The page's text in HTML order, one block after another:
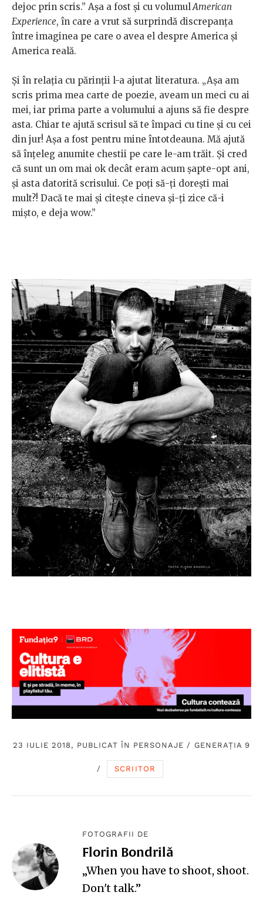
dejoc prin scris.” Așa a fost și cu volumulAmerican
Experience, în care a vrut să surprindă discrepanța
între imaginea pe care o avea el despre America și
America reală.
Și în relația cu părinții l-a ajutat literatura. „Așa am
scris prima mea carte de poezie, aveam un meci cu ai
mei, iar prima parte a volumului a ajuns să fie despre
asta. Chiar te ajută scrisul să te împaci cu tine și cu cei
din jur! Așa a fost pentru mine întotdeauna. Mă ajută
să înțeleg anumite chestii pe care le-am trăit. Și cred
că sunt un om mai ok decât eram acum șapte-opt ani,
și asta datorită scrisului. Ce poți să-ți dorești mai
mult?! Dacă te mai și citește cineva și-ți zice că-i
mișto, e deja wow.”
23 IULIE 2018, PUBLICAT ÎN PERSONAJE / GENERAȚIA 9
/ SCRIITOR
FOTOGRAFII DE
Florin Bondrilă
„When you have to shoot, shoot.
Don't talk.”